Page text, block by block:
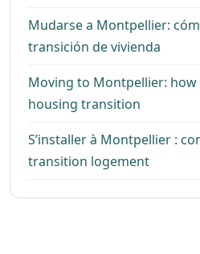
Mudarse a Montpellier:
transición de vivienda
Moving to Montpellier:
housing transition
S’installer à Montpellier :
transition logement